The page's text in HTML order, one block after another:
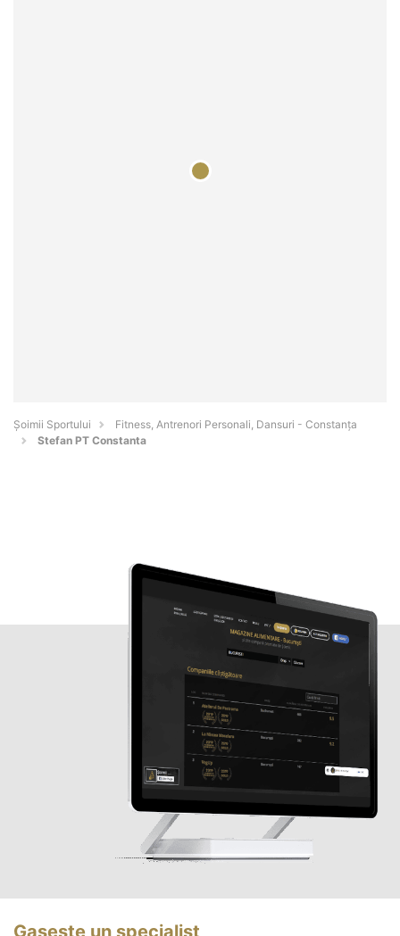
Șoimii Sportului
Fitness, Antrenori Personali, Dansuri - Constanţa
Stefan PT Constanta
Gasește un specialist